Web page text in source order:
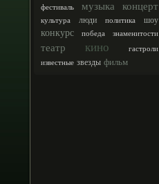
фестиваль
музыка концерт
культура люди политика шоу
конкурс победа знаменитости
театр кино
гастроли
известные звезды фильм